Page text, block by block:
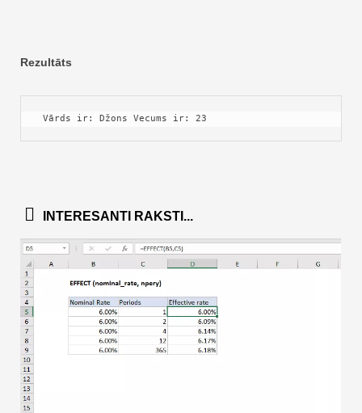
Rezultāts
Vārds ir: Džons Vecums ir: 23
INTERESANTI RAKSTI...